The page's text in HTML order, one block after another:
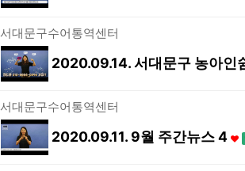
서대문구수어통역센터
2020.09.14. 서대문구 농아인
서대문구수어통역센터
2020.09.11. 9월 주간뉴스 4